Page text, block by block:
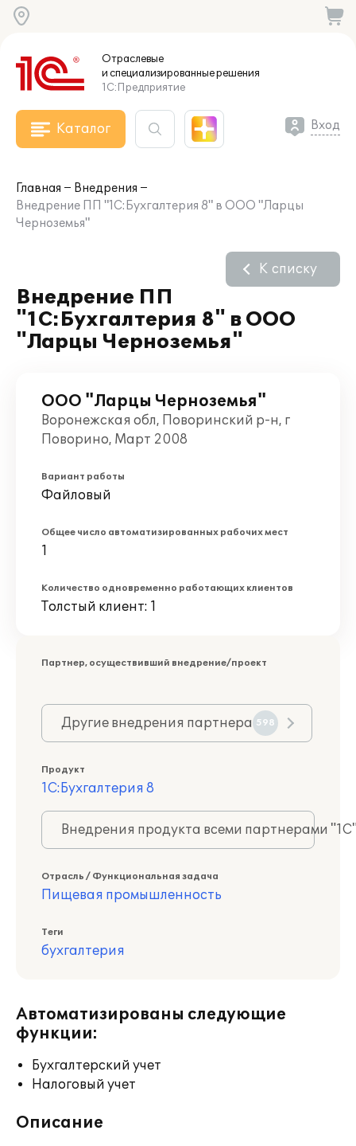
Отраслевые
и специализированныерешения
1С:Предприятие
Каталог Вход
Главная
Внедрения
Внедрение ПП "1С:Бухгалтерия 8" в ООО "Ларцы
Черноземья"
Внедрение ПП
"1С:Бухгалтерия 8" в ООО
"Ларцы Черноземья"
К списку
ООО "Ларцы Черноземья"
Воронежская обл, Поворинский р-н, г
Поворино, Март 2008
Вариант работы
Файловый
Общее число автоматизированных рабочих мест
1
Количество одновременно работающих клиентов
Толстый клиент: 1
Партнер, осуществивший внедрение/проект
Другие внедрения партнера 598
Продукт
1С:Бухгалтерия 8
Внедрения продукта всеми партнерами
Отрасль / Функциональная задача
Пищевая промышленность
Теги
бухгалтерия
Автоматизированы следующие
функции:
Бухгалтерский учет
Налоговый учет
Описание